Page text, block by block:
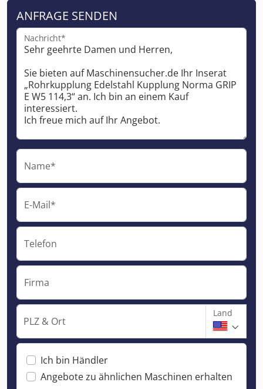
ANFRAGE SENDEN
Nachricht*
Name*
E-Mail*
Telefon
Firma
PLZ & Ort
Land
Ich bin Händler
Angebote zu ähnlichen Maschinen erhalten